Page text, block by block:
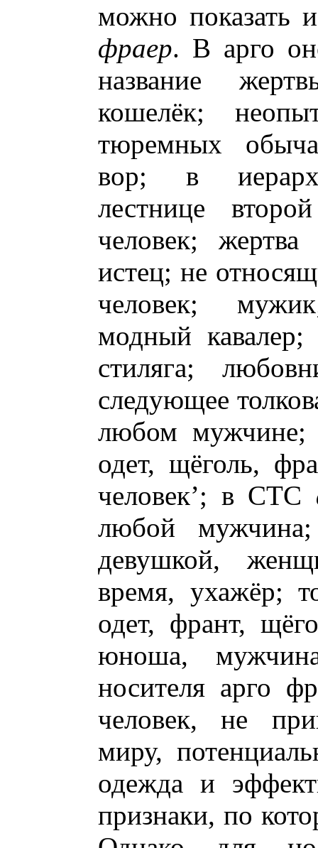
можно показать
фраер. В арго
название
кошелёк;
тюремных
вор; в
лестнице
человек; жертва
истец; не
человек;
модный
стиляга;
следующее
любом мужчине;
одет, щёголь,
человек’; в СТС
любой
девушкой,
время, ухажёр;
одет, франт,
юноша,
носителя арго
человек, не
миру,
одежда и
признаки, по